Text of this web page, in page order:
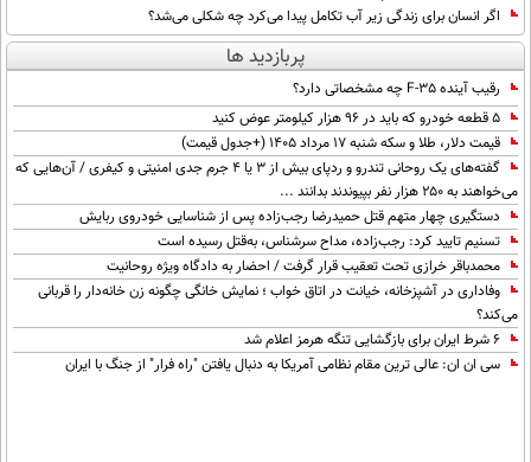
اگر انسان برای زندگی زیر آب تکامل پیدا می‌کرد چه شکلی می‌شد؟
پربازدید ها
رقیب آینده F-35 چه مشخصاتی دارد؟
۵ قطعه خودرو که باید در ۹۶ هزار کیلومتر عوض کنید
قیمت دلار، طلا و سکه شنبه ۱۷ مرداد ۱۴۰۵ (+جدول قیمت)
گفته‌های یک روحانی تندرو و ردپای بیش از ۳ یا ۴ جرم جدی امنیتی و کیفری / آن‌هایی که
می‌خواهند به ۲۵۰ هزار نفر بپیوندند بدانند ...
دستگیری چهار متهم قتل حمیدرضا رجب‌زاده پس از شناسایی خودروی ربایش
تسنیم تایید کرد: رجب‌زاده، مداح سرشناس، به‌قتل رسیده است
محمدباقر خرازی تحت تعقیب قرار گرفت / احضار به دادگاه ویژه روحانیت
وفاداری در آشپزخانه، خیانت در اتاق خواب ؛ نمایش خانگی چگونه زن خانه‌دار را قربانی
می‌کند؟
۶ شرط ایران برای بازگشایی تنگه هرمز اعلام شد
سی ان ان: عالی ترین مقام نظامی آمریکا به دنبال یافتن "راه فرار" از جنگ با ایران